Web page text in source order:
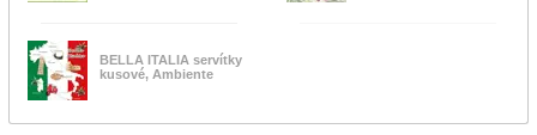
BELLA ITALIA servítky
kusové, Ambiente